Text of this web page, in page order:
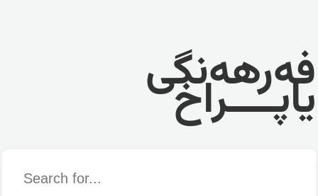
فەرهەنگی
یاپــــراخ
Word